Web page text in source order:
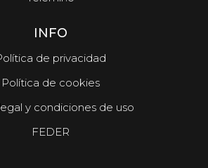
INFO
de privacidad
Política de cookies
y condiciones de uso
FEDER